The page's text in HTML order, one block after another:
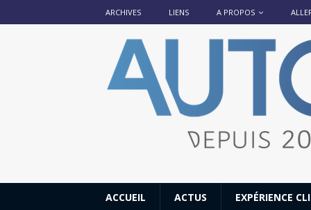
ARCHIVES LIENS A PROPOS
ACCUEIL ACTUS EXPÉRIENCE